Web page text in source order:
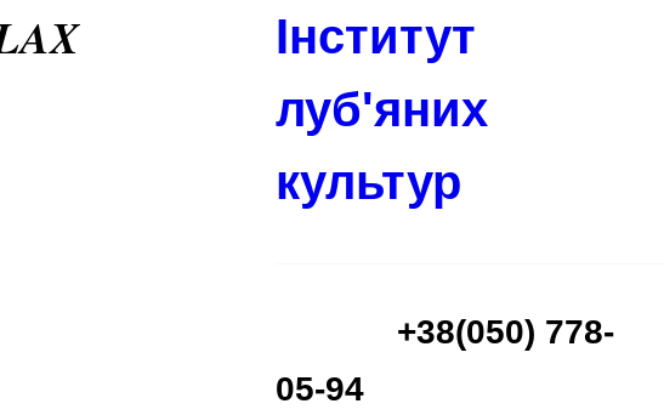
Інститут
луб'яних
культур
+38(050) 778-
05-94